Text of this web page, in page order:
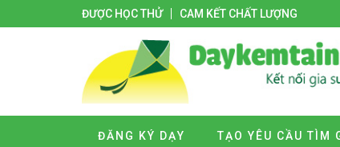
ĐƯỢC HỌC THỬ CAM KẾT CHẤT LƯỢNG
ĐĂNG KÝ DẠY TẠO YÊU CẦU TÌM